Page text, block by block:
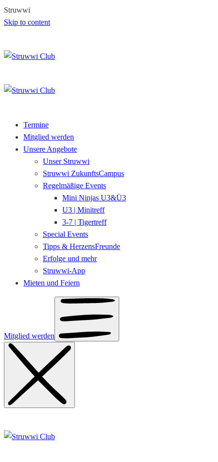
Struwwi
Skip to content
Termine
Mitglied werden
Unsere Angebote
Unser Struwwi
Struwwi ZukunftsCampus
Regelmäßige Events
Mini Ninjas U3&Ü3
U3 | Minitreff
3-7 | Tigertreff
Special Events
Tipps & HerzensFreunde
Erfolge und mehr
Struwwi-App
Mieten und Feiern
Mitglied werden